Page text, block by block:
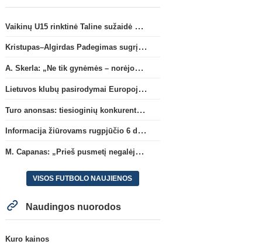
Vaikinų U15 rinktinė Taline sužaidė pirmąsias kontrolines rungtynes
Kristupas–Algirdas Padegimas sugrįžta į FC „Hegelmann” B sudėtį
A. Skerla: „Ne tik gynėmės – norėjome atakuoti“
Lietuvos klubų pasirodymai Europoje: patirti pralaimėjimai Kroatijos atstovams
Turo anonsas: tiesioginių konkurentų dvikova Gargžduose
Informacija žiūrovams rugpjūčio 6 d. UEFA rungtynėms
M. Capanas: „Prieš pusmetį negalėjau net įsivaizduoti, kad žaisime prieš „Hajduk“
VISOS FUTBOLO NAUJIENOS
Naudingos nuorodos
Kuro kainos